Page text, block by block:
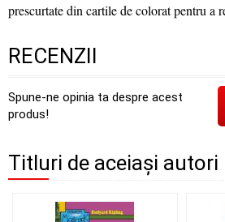
prescurtate din cartile de colorat pentru a
RECENZII
Spune-ne opinia ta despre acest
produs!
Titluri de aceiași autori